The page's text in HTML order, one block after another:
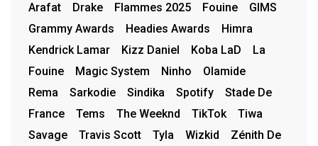
Arafat
Drake Flammes 2025 Fouine
GIMS
Grammy Awards
Headies Awards
Himra
Kendrick Lamar
Kizz Daniel Koba LaD
La
Fouine
Magic System Ninho
Olamide
Rema
Sarkodie Sindika Spotify
Stade De
France
Tems The Weeknd TikTok
Tiwa
Savage
Travis Scott Tyla Wizkid
Zénith De